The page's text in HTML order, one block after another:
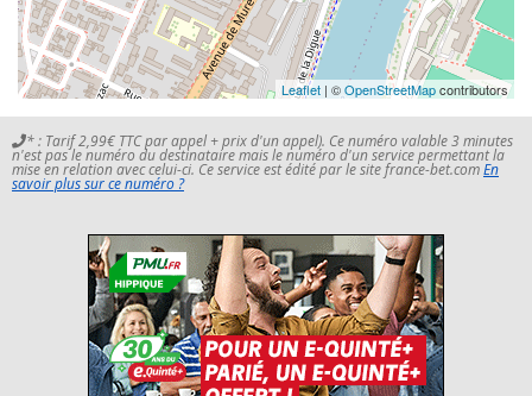
Leaflet | ©OpenStreetMapcontributors
* : Tarif 2,99€ TTC par appel + prix d'un appel). Ce numéro valable 3 minutes
n'est pas le numéro du destinataire mais le numéro d'un service permettant la
mise en relation avec celui-ci. Ce service est édité par le site france-bet.comEn
savoir plus sur ce numéro ?